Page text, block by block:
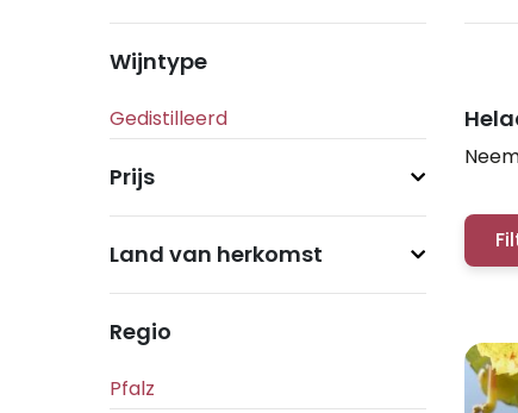
Wijntype
Prijs
Land van herkomst
Regio